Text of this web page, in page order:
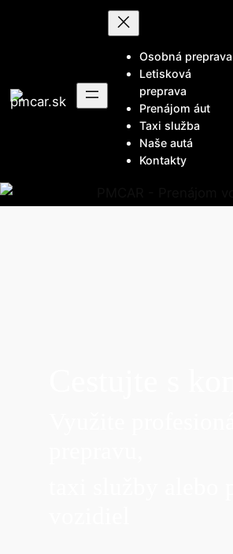
Osobná preprava
Letisková
preprava
Prenájom áut
Taxi služba
Naše autá
Kontakty